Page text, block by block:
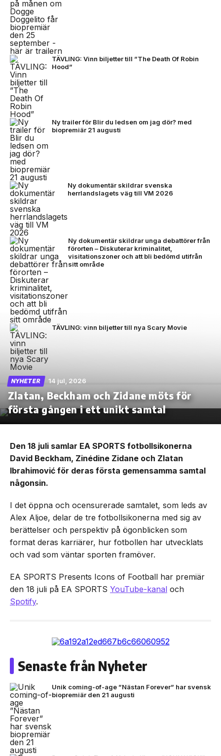
TÄVLING: Vinn biljetter till ”The Death Of Robin
Hood”
Ny trailer för Blir du ledsen om jag dör? med
biopremiär 21 augusti
Ny dokumentär skildrar svenska
herrlandslagets väg till VM 2026
Ny dokumentär skildrar unga debattörer från
förorten – Diskuterar kriminalitet,
visitationszoner och att bli bedömd utifrån
sitt område
TÄVLING: vinn biljetter till nya Scary Movie
NYHETER 14 jul, 2026
Zlatan, Beckham och Zidane möts för
första gången i ett unikt samtal
Den 18 juli samlar EA SPORTS fotbollsikonerna
David Beckham, Zinédine Zidane och Zlatan
Ibrahimović för deras första gemensamma samtal
någonsin.
I det öppna och ocensurerade samtalet, som leds av
Alex Aljoe, delar de tre fotbollsikonerna med sig av
berättelser och perspektiv på ögonblicken som
format deras karriärer, hur fotbollen har utvecklats
och vad som väntar sporten framöver.
EA SPORTS Presents Icons of Football har premiär
den 18 juli på EA SPORTS YouTube-kanal och
Spotify.
Senaste från Nyheter
Unik coming-of-age ”Nästan Forever” har svensk
biopremiär den 21 augusti